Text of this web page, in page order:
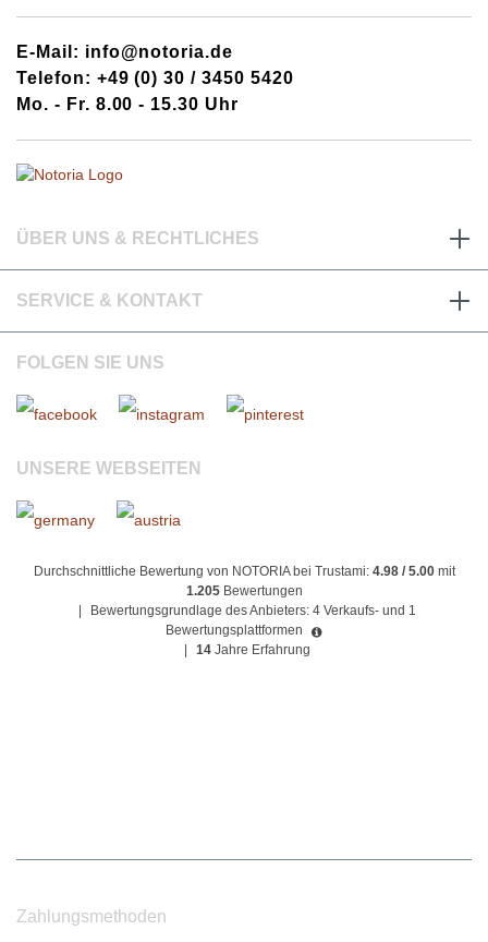
E-Mail: info@notoria.de
Telefon: +49 (0) 30 / 3450 5420
Mo. - Fr. 8.00 - 15.30 Uhr
ÜBER UNS & RECHTLICHES
SERVICE & KONTAKT
FOLGEN SIE UNS
UNSERE WEBSEITEN
Durchschnittliche Bewertung von NOTORIA bei Trustami: 4.98 / 5.00mit
1.205 Bewertungen
Bewertungsgrundlage des Anbieters: 4 Verkaufs- und 1
Bewertungsplattformen
14 Jahre Erfahrung
Zahlungsmethoden